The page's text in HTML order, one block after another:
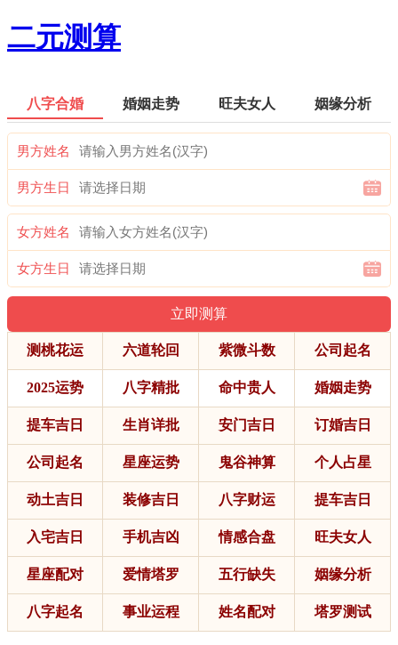
二元测算
八字合婚 婚姻走势 旺夫女人 姻缘分析
男方姓名
男方生日
女方姓名
女方生日
测桃花运 六道轮回 紫微斗数 公司起名
2025运势 八字精批 命中贵人 婚姻走势
提车吉日 生肖详批 安门吉日 订婚吉日
公司起名 星座运势 鬼谷神算 个人占星
动土吉日 装修吉日 八字财运 提车吉日
入宅吉日 手机吉凶 情感合盘 旺夫女人
星座配对 爱情塔罗 五行缺失 姻缘分析
八字起名 事业运程 姓名配对 塔罗测试